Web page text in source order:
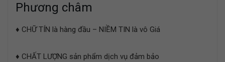
Phương châm
♦ CHỮ TÍN là hàng đầu – NIỀM TIN là vô Giá
♦ CHẤT LƯỢNG sản phẩm dịch vụ đảm bảo